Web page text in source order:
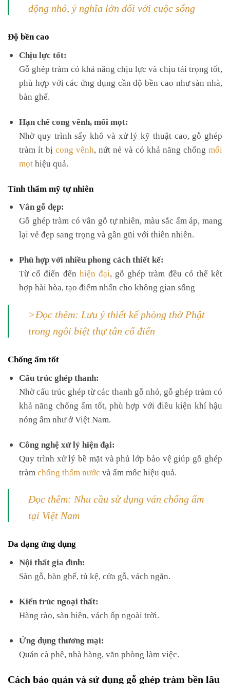
động nhỏ, ý nghĩa lớn đối với cuộc sống
Độ bền cao
Chịu lực tốt:
Gỗ ghép tràm có khả năng chịu lực và chịu tải trọng tốt,
phù hợp với các ứng dụng cần độ bền cao như sàn nhà,
bàn ghế.
Hạn chế cong vênh, mối mọt:
Nhờ quy trình sấy khô và xử lý kỹ thuật cao, gỗ ghép
tràm ít bị cong vênh , nứt nẻ và có khả năng chống mối
mọt hiệu quả.
Tính thẩm mỹ tự nhiên
Vân gỗ đẹp:
Gỗ ghép tràm có vân gỗ tự nhiên, màu sắc ấm áp, mang
lại vẻ đẹp sang trọng và gần gũi với thiên nhiên.
Phù hợp với nhiều phong cách thiết kế:
Từ cổ điển đến hiện đại
, gỗ ghép tràm đều có thể kết
hợp hài hòa, tạo điểm nhấn cho không gian sống
>Đọc thêm: Lưu ý thiết kế phòng thờ Phật
trong ngôi biệt thự tân cổ điển
Chống ẩm tốt
Cấu trúc ghép thanh:
Nhờ cấu trúc ghép từ các thanh gỗ nhỏ, gỗ ghép tràm có
khả năng chống ẩm tốt, phù hợp với điều kiện khí hậu
nóng ẩm như ở Việt Nam.
Công nghệ xử lý hiện đại:
Quy trình xử lý bề mặt và phủ lớp bảo vệ giúp gỗ ghép
tràmchống thấm nước và ẩm mốc hiệu quả.
Đọc thêm: Nhu cầu sử dụng ván chống ẩm
tại Việt Nam
Đa dạng ứng dụng
Nội thất gia đình:
Sàn gỗ, bàn ghế, tủ kệ, cửa gỗ, vách ngăn.
Kiến trúc ngoại thất:
Hàng rào, sàn hiên, vách ốp ngoài trời.
Ứng dụng thương mại:
Quán cà phê, nhà hàng, văn phòng làm việc.
Cách bảo quản và sử dụng gỗ ghép tràm bền lâu